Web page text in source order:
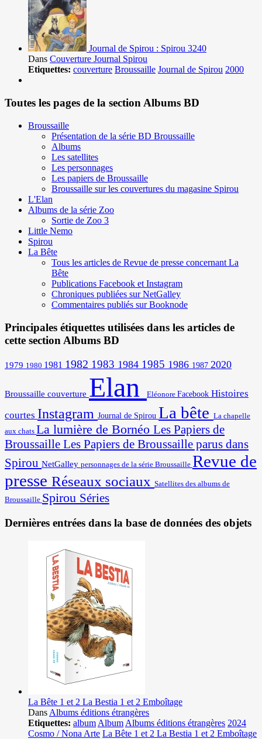
Journal de Spirou : Spirou 3240
Dans Couverture Journal Spirou
Etiquettes: couverture Broussaille Journal de Spirou 2000
Toutes les pages de la section Albums BD
Broussaille
Présentation de la série BD Broussaille
Albums
Les satellites
Les personnages
Les papiers de Broussaille
Broussaille sur les couvertures du magasine Spirou
L'Elan
Albums de la série Zoo
Sortie de Zoo 3
Little Nemo
Spirou
La Bête
Tous les articles de Revue de presse concernant La
Bête
Publications Facebook et Instagram
Chroniques publiées sur NetGalley
Commentaires publiés sur Booknode
Principales étiquettes utilisées dans les articles de
cette section Albums BD
1979 1980 1981 1982 1983 1984 1985 1986 1987 2020
Broussaille couverture Elan Eléonore Facebook Histoires
courtes Instagram Journal de Spirou La bête La chapelle
aux chats La lumière de Bornéo Les Papiers de
Broussaille Les Papiers de Broussaille parus dans
Spirou NetGalley personnages de la série Broussaille Revue de
presse Réseaux sociaux Satellites des albums de
Broussaille Spirou Séries
Dernières entrées dans la base de données des objets
La Bête 1 et 2 La Bestia 1 et 2 Emboîtage
Dans Albums éditions étrangères
Etiquettes: album Album Albums éditions étrangères 2024
Cosmo / Nona Arte La Bête 1 et 2 La Bestia 1 et 2 Emboîtage